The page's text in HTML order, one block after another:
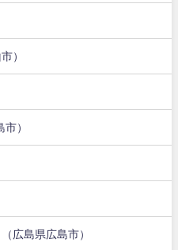
）
）
広島県広島市）